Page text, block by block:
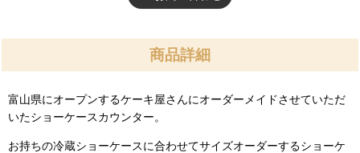
商品詳細
富山県にオープンするケーキ屋さんにオーダーメイドさせていただ
いたショーケースカウンター。
お持ちの冷蔵ショーケースに合わせてサイズオーダーするショーケ